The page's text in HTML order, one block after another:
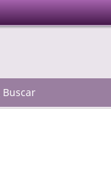
Buscar